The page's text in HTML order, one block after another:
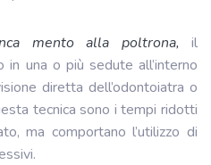
mento alla poltrona, il
una o più sedute all’interno
diretta dell’odontoiatra o
tecnica sono i tempi ridotti
ma comportano l’utilizzo di